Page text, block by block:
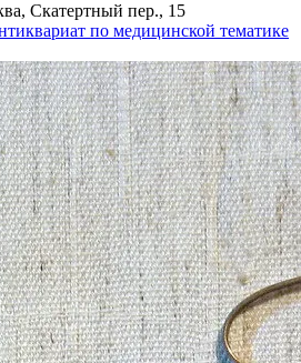
Скатертный пер., 15
по медицинской тематике